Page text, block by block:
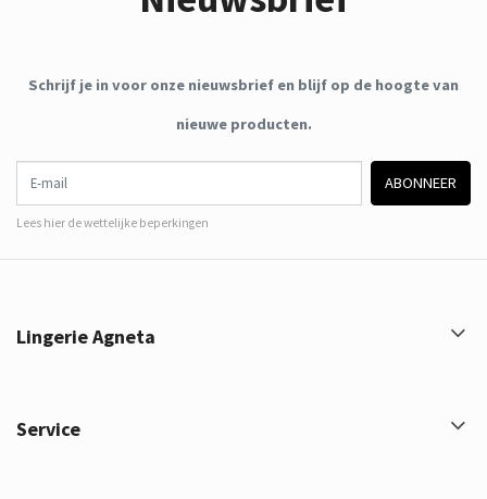
Schrijf je in voor onze nieuwsbrief en blijf op de hoogte van
nieuwe producten.
ABONNEER
Lees hier de wettelijke beperkingen
Lingerie Agneta
Service